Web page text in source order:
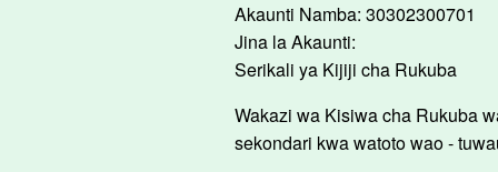
Akaunti Namba: 30302300701
Jina la Akaunti:
Serikali ya Kijiji cha Rukuba
Wakazi wa Kisiwa cha Rukuba
sekondari kwa watoto wao -